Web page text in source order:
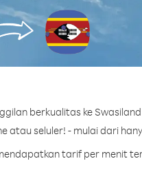
berkualitas ke
atau seluler! - mulai dari
tarif per menit